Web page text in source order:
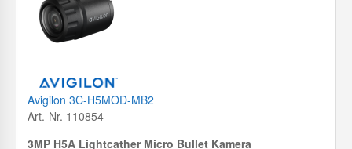
Avigilon 3C-H5MOD-MB2
Art.-Nr. 110854
3MP H5A Lightcather Micro Bullet Kamera